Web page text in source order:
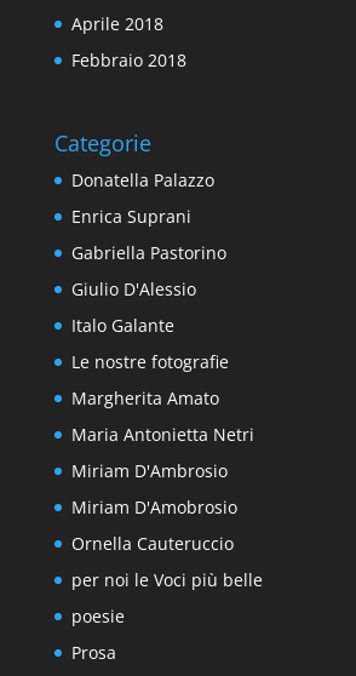
Aprile 2018
Febbraio 2018
Categorie
Donatella Palazzo
Enrica Suprani
Gabriella Pastorino
Giulio D'Alessio
Italo Galante
Le nostre fotografie
Margherita Amato
Maria Antonietta Netri
Miriam D'Ambrosio
Miriam D'Amobrosio
Ornella Cauteruccio
per noi le Voci più belle
poesie
Prosa